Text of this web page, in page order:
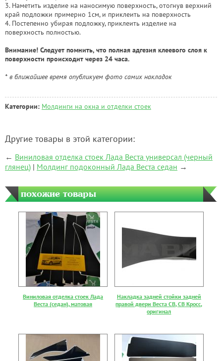
3. Наметить изделие на наносимую поверхность, отогнув верхний
край подложки примерно 1см, и приклеить на поверхность
4. Постепенно убирая подложку, приклеить изделие на
поверхность полностью.
Внимание! Следует помнить, что полная адгезия клеевого слоя к
поверхности происходит через 24 часа.
* в ближайшее время опубликуем фото самих накладок
Категории: Молдинги на окна и отделки стоек
Другие товары в этой категории:
← Виниловая отделка стоек Лада Веста универсал (черный
глянец) | Молдинг подоконный Лада Веста седан →
похожие товары
Виниловая отделка стоек Лада
Веста (седан), матовая
Накладка задней стойки задней
правой двери Веста СВ, СВ Кросс,
оригинал